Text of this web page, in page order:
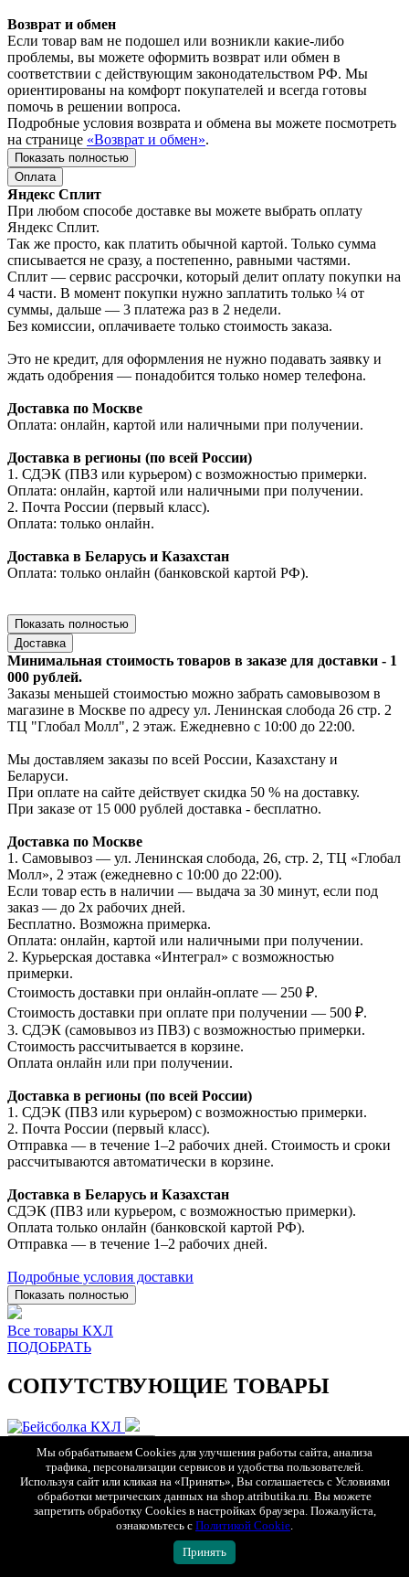
Возврат и обмен
Если товар вам не подошел или возникли какие-либо
проблемы, вы можете оформить возврат или обмен в
соответствии с действующим законодательством РФ. Мы
ориентированы на комфорт покупателей и всегда готовы
помочь в решении вопроса.
Подробные условия возврата и обмена вы можете посмотреть
на странице «Возврат и обмен».
Показать полностью
Оплата
Яндекс Сплит
При любом способе доставке вы можете выбрать оплату
Яндекс Сплит.
Так же просто, как платить обычной картой. Только сумма
списывается не сразу, а постепенно, равными частями.
Сплит — сервис рассрочки, который делит оплату покупки на
4 части. В момент покупки нужно заплатить только ¼ от
суммы, дальше — 3 платежа раз в 2 недели.
Без комиссии, оплачиваете только стоимость заказа.
Это не кредит, для оформления не нужно подавать заявку и
ждать одобрения — понадобится только номер телефона.
Доставка по Москве
Оплата: онлайн, картой или наличными при получении.
Доставка в регионы (по всей России)
1. СДЭК (ПВЗ или курьером) с возможностью примерки.
Оплата: онлайн, картой или наличными при получении.
2. Почта России (первый класс).
Оплата: только онлайн.
Доставка в Беларусь и Казахстан
Оплата: только онлайн (банковской картой РФ).
Показать полностью
Доставка
Минимальная стоимость товаров в заказе для доставки - 1
000 рублей.
Заказы меньшей стоимостью можно забрать самовывозом в
магазине в Москве по адресу ул. Ленинская слобода 26 стр. 2
ТЦ "Глобал Молл", 2 этаж. Ежедневно с 10:00 до 22:00.
Мы доставляем заказы по всей России, Казахстану и
Беларуси.
При оплате на сайте действует скидка 50 % на доставку.
При заказе от 15 000 рублей доставка - бесплатно.
Доставка по Москве
1. Самовывоз — ул. Ленинская слобода, 26, стр. 2, ТЦ «Глобал
Молл», 2 этаж (ежедневно с 10:00 до 22:00).
Если товар есть в наличии — выдача за 30 минут, если под
заказ — до 2х рабочих дней.
Бесплатно. Возможна примерка.
Оплата: онлайн, картой или наличными при получении.
2. Курьерская доставка «Интеграл» с возможностью
примерки.
Стоимость доставки при онлайн-оплате — 250 ₽.
Стоимость доставки при оплате при получении — 500 ₽.
3. СДЭК (самовывоз из ПВЗ) с возможностью примерки.
Стоимость рассчитывается в корзине.
Оплата онлайн или при получении.
Доставка в регионы (по всей России)
1. СДЭК (ПВЗ или курьером) с возможностью примерки.
2. Почта России (первый класс).
Отправка — в течение 1–2 рабочих дней. Стоимость и сроки
рассчитываются автоматически в корзине.
Доставка в Беларусь и Казахстан
СДЭК (ПВЗ или курьером, с возможностью примерки).
Оплата только онлайн (банковской картой РФ).
Отправка — в течение 1–2 рабочих дней.
Подробные условия доставки
Показать полностью
Все товары КХЛ
ПОДОБРАТЬ
СОПУТСТВУЮЩИЕ ТОВАРЫ
Мы обрабатываем Cookies для улучшения работы сайта, анализа
трафика, персонализации сервисов и удобства пользователей.
Используя сайт или кликая на «Принять», Вы соглашаетесь с Условиями
обработки метрических данных на shop.atributika.ru. Вы можете
запретить обработку Cookies в настройках браузера. Пожалуйста,
ознакомьтесь с Политикой Cookie.
Принять